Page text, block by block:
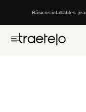
Básicos infaltables: